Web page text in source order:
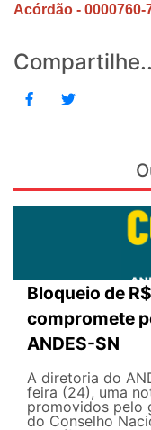
Acórdão - 0000760-
Bloqueio de
compromete
ANDES-SN
A diretoria do
feira (24), uma
promovidos pelo
do Conselho